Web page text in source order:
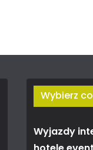
Wybierz
Wyjazdy